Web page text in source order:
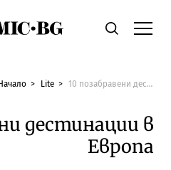
Economic.bgТърсене
Lite 10 позабравени дестинации в Европа
дестинации в
Европа